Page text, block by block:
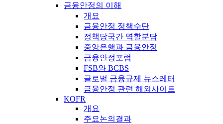
금융안정의 이해
개요
금융안정 정책수단
정책당국간 역할분담
중앙은행과 금융안정
금융안정포럼
FSB와 BCBS
글로벌 금융규제 뉴스레터
금융안정 관련 해외사이트
KOFR
개요
주요논의결과